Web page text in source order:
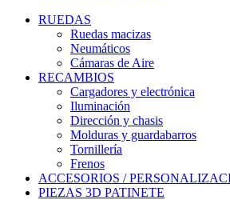
RUEDAS
Ruedas macizas
Neumáticos
Cámaras de Aire
RECAMBIOS
Cargadores y electrónica
Iluminación
Dirección y chasis
Molduras y guardabarros
Tornillería
Frenos
ACCESORIOS /
PIEZAS 3D PATINETE